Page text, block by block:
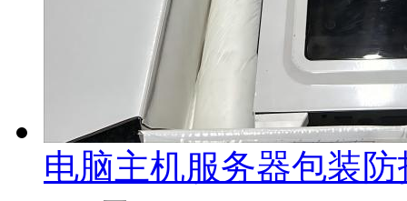
电脑主机服务器包装防